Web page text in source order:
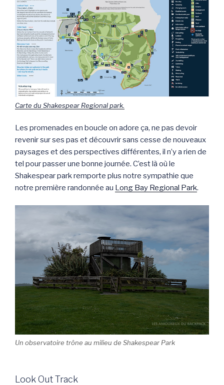
Carte du Shakespear Regional park.
Les promenades en boucle on adore ça, ne pas devoir
revenir sur ses pas et découvrir sans cesse de nouveaux
paysages et des perspectives différentes, il n’y a rien de
tel pour passer une bonne journée. C’est là où le
Shakespear park remporte plus notre sympathie que
notre première randonnée au Long Bay Regional Park.
Un observatoire trône au milieu de Shakespear Park
Look Out Track